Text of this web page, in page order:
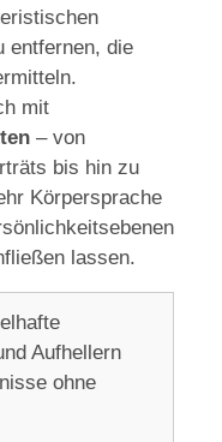
entfernen, die
mit
– von
bis hin zu
Körpersprache
lassen.
Aufhellern
ohne